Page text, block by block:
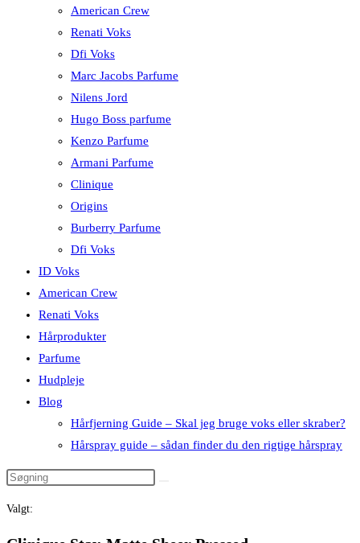
American Crew
Renati Voks
Dfi Voks
Marc Jacobs Parfume
Nilens Jord
Hugo Boss parfume
Kenzo Parfume
Armani Parfume
Clinique
Origins
Burberry Parfume
Dfi Voks
ID Voks
American Crew
Renati Voks
Hårprodukter
Parfume
Hudpleje
Blog
Hårfjerning Guide – Skal jeg bruge voks eller skraber?
Hårspray guide – sådan finder du den rigtige hårspray
Valgt: